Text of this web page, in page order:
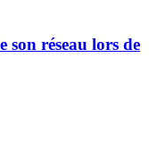
son réseau lors de